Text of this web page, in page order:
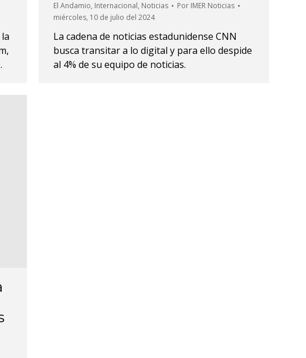
El Andamio, Internacional, Noticias Por IMER Noticias
miércoles, 10 de julio del 2024
La cadena de noticias estadunidense CNN
busca transitar a lo digital y para ello despide
al 4% de su equipo de noticias.